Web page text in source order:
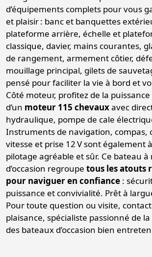
d’équipements complets pour vous
et plaisir : banc et banquettes
plateforme arrière, échelle et
classique, davier, mains courantes,
de rangement, armement côtier,
mouillage principal, gilets de
pensé pour faciliter la vie à bord et
Côté moteur, profitez de la
d’un moteur 115 chevauxavec
hydraulique, pompe de cale
Instruments de navigation, compas,
vitesse et prise 12 V sont également
pilotage agréable et sûr. Ce bateau
d’occasion regroupe tous les atouts
pour naviguer en confiance :
puissance et convivialité. Prêt à
Pour toute question ou visite,
plaisance, spécialiste passionné de
des bateaux d’occasion bien